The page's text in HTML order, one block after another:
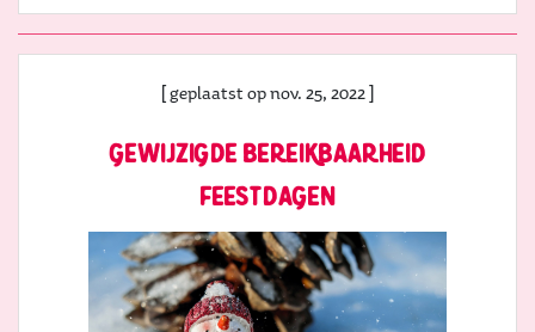
[ geplaatst op nov. 25, 2022 ]
gewijzigde bereikbaarheid
feestdagen